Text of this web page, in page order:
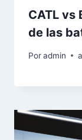
CATL vs
de las
Poradmin